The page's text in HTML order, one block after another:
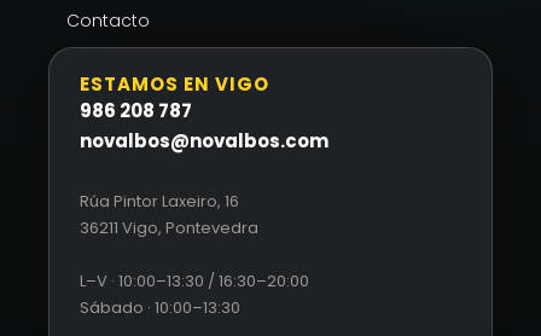
Contacto
ESTAMOS EN VIGO
986 208 787
novalbos@novalbos.com
Rúa Pintor Laxeiro, 16
36211 Vigo, Pontevedra
L–V · 10:00–13:30 / 16:30–20:00
Sábado · 10:00–13:30